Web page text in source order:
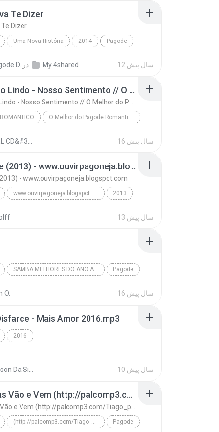
Te Dizer
Te Dizer
Uma Nova História 2014 Pagode
D. در My 4shared 12 سال پیش
07. É Tão Lindo - Nosso Sentimento // O Melhor do Pagode Romantico Vol.05
O Melhor do Pagode Romantico
16 سال پیش
Mô Love (2013) - www.ouvirpagoneja.blogspot.com
- www.ouvirpagoneja.blogspot.com
www.ouvirpagoneja.blogspot.com 2013
13 سال پیش
SAMBA MELHORES DO ANO AO VIVO IV Pagode
O. 16 سال پیش
- Mais Amor 2016.mp3
2016
10 سال پیش
Lágrimas Vão e Vem (http://palcomp3.com/Tiago_pagode)
(http://palcomp3.com/Tiago_pagode) Pagode